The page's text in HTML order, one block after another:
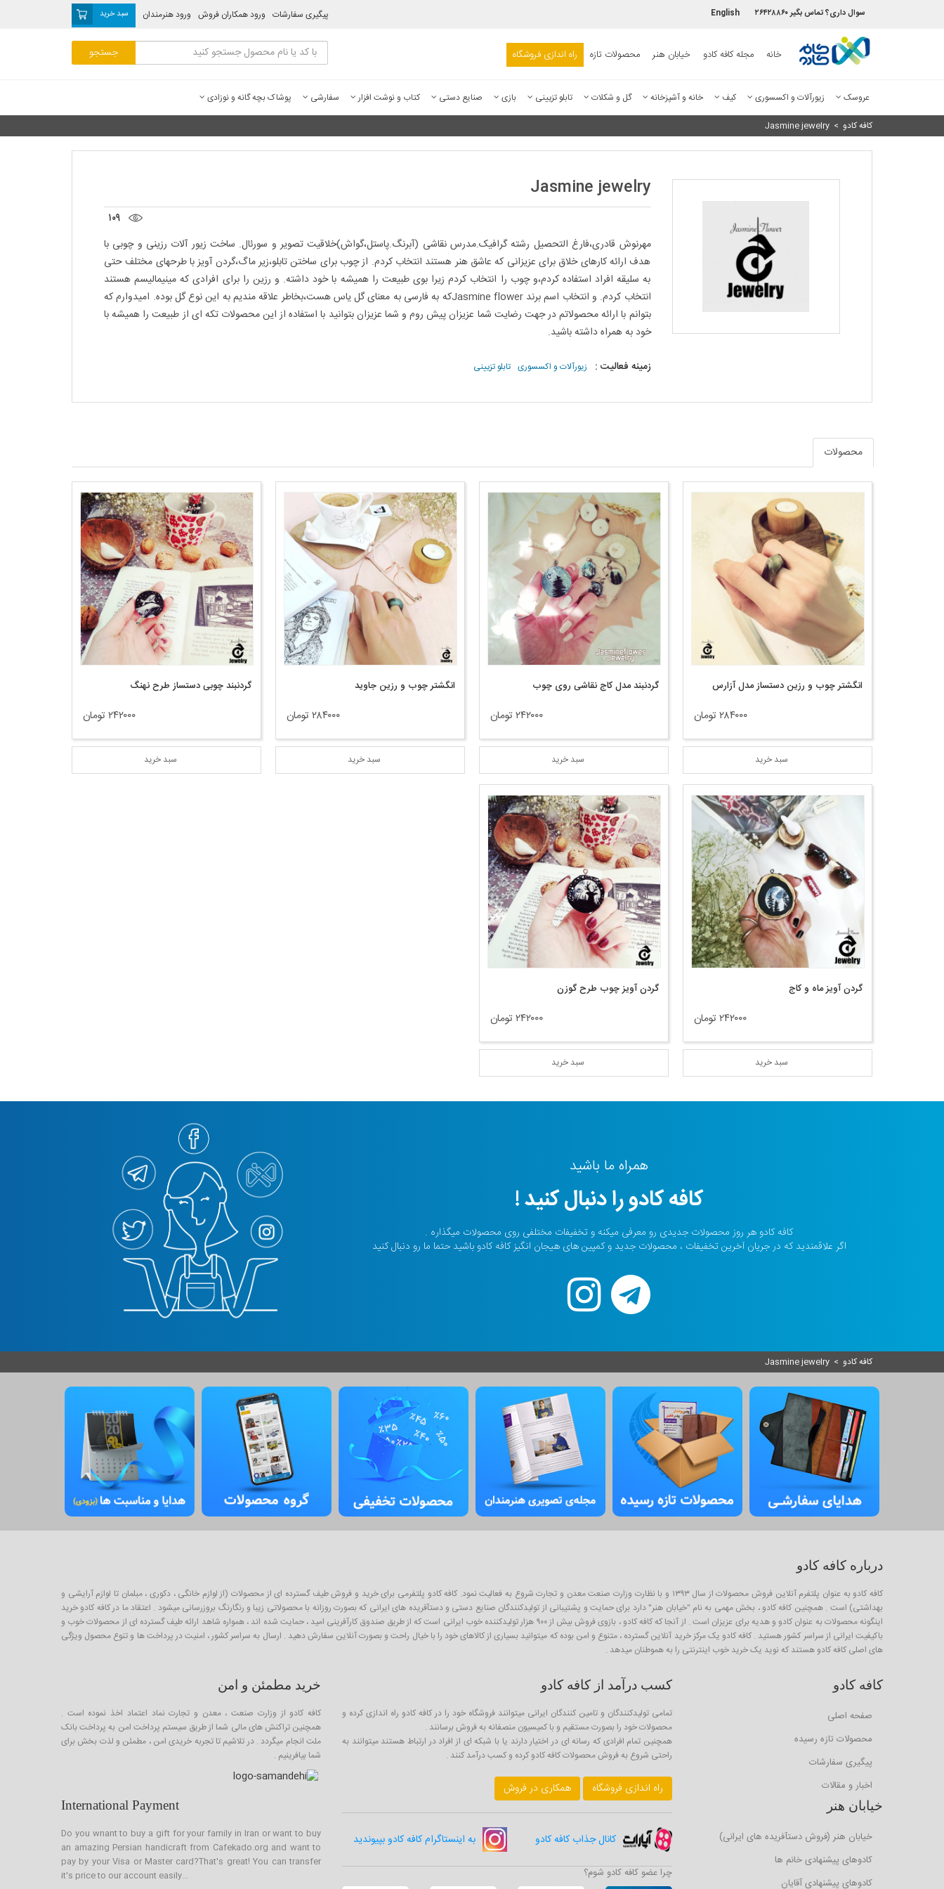
سبد خرید ورود هنرمندان ورود همکاران فروش پیگیری سفارشات سوال داری؟ تماس بگیر ۲۶۴۲۸۸۶۰ English
خانه مجله کافه کادو خیابان هنر محصولات تازه راه اندازی فروشگاه
عروسک زیورآلات و اکسسوری کیف خانه و آشپزخانه گل و شکلات تابلو تزیینی بازی صنایع دستی کتاب و نوشت افزار سفارشی
پوشاک بچه گانه و نوزادی
کافه کادو >
Jasmine jewelry
Jasmine jewelry
۱۰۹
مهرنوش قادری،فارغ التحصیل رشته گرافیک.مدرس نقاشی (آبرنگ.پاستل،گواش)خلاقیت تصویر و سورئال. ساخت زیور آلات رزینی و چوبی با
هدف ارائه کارهای خلاق برای عزیزانی که عاشق هنر هستند انتخاب کردم. از چوب برای ساختن تابلو،زیر ماگ،گردن آویز با طرحهای مختلف حتی
به سلیقه افراد استفاده کردم،و چوب را انتخاب کردم زیرا بوی طبیعت را همیشه با خود داشته. و رزین را برای افرادی که مینیمالیسم هستند
انتخاب کردم. و انتخاب اسم برند Jasmine flowerکه به فارسی به معنای گل یاس هست،بخاطر علاقه مندیم به این نوع گل بوده. امیدوارم که
بتوانم با ارائه محصولاتم در جهت رضایت شما عزیزان پیش روم و شما عزیزان بتوانید با استفاده از این محصولات تکه ای از طبیعت را همیشه با
خود به همراه داشته باشید.
زمینه فعالیت : زیورآلات و اکسسوری تابلو تزیینی
محصولات
انگشتر چوب و رزین دستساز مدل آزارس
۲۸۴۰۰۰ تومان
سبد خرید
گردنبند مدل کاج نقاشی روی چوب
۲۴۲۰۰۰ تومان
سبد خرید
انگشتر چوب و رزین جاوید
۲۸۴۰۰۰ تومان
سبد خرید
گردنبند چوبی دستساز طرح نهنگ
۲۴۲۰۰۰ تومان
سبد خرید
گردن آویز ماه و کاج
۲۴۲۰۰۰ تومان
سبد خرید
گردن آویز چوب طرح گوزن
۲۴۲۰۰۰ تومان
سبد خرید
همراه ما باشید
کافه کادو را دنبال کنید !
کافه کادو هر روز محصولات جدیدی رو معرفی میکنه و تخفیفات مختلفی روی محصولات میگذاره .
اگر علاقمندید که در جریان آخرین تخفیفات ، محصولات جدید و کمپین های هیجان انگیز کافه کادو باشید حتما ما رو دنبال کنید
کافه کادو >
Jasmine jewelry
درباره کافه کادو
کافه کادو به عنوان پلتفرم آنلاین فروش محصولات از سال ۱۳۹۳ و با نظارت وزارت صنعت معدن و تجارت شروع به فعالیت نمود. کافه کادو پلتفرمی برای خرید و فروش طیف گسترده ای از محصولات (از لوازم خانگی ، دکوری ، مبلمان تا لوازم آرایشی و
بهداشتی) است . همچنین کافه کادو ، بخش مهمی به نام "خیابان هنر" دارد برای حمایت و پشتیبانی از تولیدکنندگان صنایع دستی و دستآفریده های ایرانی که بصورت روزانه با محصولاتی زیبا و رنگارنگ بروزرسانی میشود . اعتقاد ما در کافه کادو خرید
اینگونه محصولات به عنوان کادو و هدیه برای عزیزان است . از آنجا که کافه کادو ، بازوی فروش بیش از ۹۰۰ هزار تولیدکننده خوب ایرانی است که از طریق صندوق کارآفرینی امید ، حمایت شده اند ، همواره شاهد ارائه طیف گسترده ای از محصولات خوب و
باکیفیت ایرانی از سراسر کشور هستید . کافه کادو یک مرکز خرید آنلاین گسترده ، متنوع و امن بوده که میتوانید بسیاری از کالاهای خود را با خیال راحت و بصورت آنلاین سفارش دهید . ارسال به سراسر کشور ، امنیت در پرداخت ها و تنوع محصول ویژگی
های اصلی کافه کادو هستند که نوید یک خرید خوب اینترنتی را به هموطنان میدهد .
کافه کادو
صفحه اصلی
محصولات تازه رسیده
پیگیری سفارشات
اخبار و مقالات
خیابان هنر
خیابان هنر (فروش دستآفریده های ایرانی)
کادوهای پیشنهادی خانم ها
کادوهای پیشنهادی آقایان
کسب درآمد از کافه کادو
تمامی تولیدکنندگان و تامین کنندگان ایرانی میتوانند فروشگاه خود را در کافه کادو راه اندازی کرده و
محصولات خود را بصورت مستقیم و با کمیسیون منصفانه به فروش برسانند .
همچنین تمام افرادی که رسانه ای در اختیار دارند یا با شبکه ای از افراد در ارتباط هستند میتوانند به
راحتی شروع به فروش محصولات کافه کادو کرده و کسب درآمد کنند .
راه اندازی فروشگاه همکاری در فروش
به اینستاگرام کافه کادو بپیوندید کانال جذاب کافه کادو
چرا عضو کافه کادو شوم؟
خرید مطمئن و امن
کافه کادو از وزارت صنعت ، معدن و تجارت نماد اعتماد اخذ نموده است .
همچنین تراکنش های مالی شما از طریق سیستم پرداخت امن به پرداخت بانک
ملت انجام میگردد . در تلاشیم تا تجربه خریدی امن ، مطمئن و لذت بخش برای
شما بیافرینیم .
International Payment
Do you wnant to buy a gift for your family in Iran or want to buy
an amazing Persian handicraft from Cafekado.org and want to
pay by your Visa or Master card?That's great! You can transfer
it's price to our account easily...